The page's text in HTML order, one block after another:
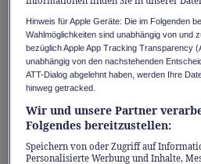
In Estavayer-le-Lac
der längste Wasserskilift
Die Anlage verspricht für
Fortgeschrittene Action
Neuenburgersee. Wer
bevorzugt, wechselt
benachbarten
Hinweis für Apple Geräte: Die im Folgenden
Wahlmöglichkeiten sind unabhängig von und
bezüglich Apple App Tracking Transparency
unabhängig von den nachstehenden
ATT-Dialog abgelehnt haben, werden Ihre
hinweg getracked.
Wir und unsere Partner
Folgendes bereitzustellen:
Speichern von oder Zugriff auf
Personalisierte Werbung und Inhalte,